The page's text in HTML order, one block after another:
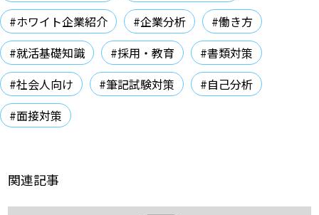
#ホワイト企業紹介
#企業分析
#働き方
#就活基礎知識
#採用・教育
#書類対策
#社会人向け
#筆記試験対策
#自己分析
#面接対策
関連記事